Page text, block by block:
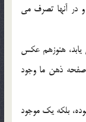
و در آنها تصرف مي
يابد، هنوزهم عكس
ذهن ما وجود
بلكه يك موجود